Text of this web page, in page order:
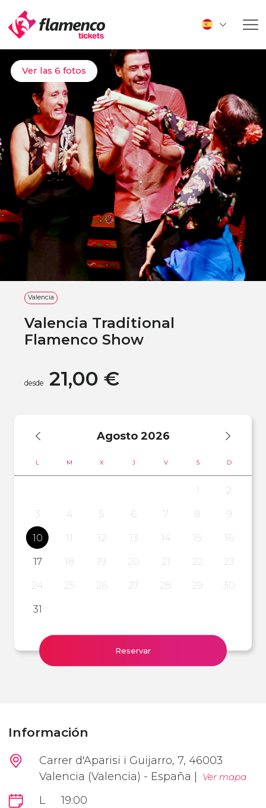
Ver las 6 fotos
Valencia
Valencia Traditional
Flamenco Show
desde 21,00 €
Agosto 2026
L M X J V S D
1
2
3
4 5 6 7 8
9
10
11 12 13 14 15
16
17
18 19 20 21 22
23
24
25 26 27 28 29
30
31
Reservar
Información
Carrer d'Aparisi i Guijarro, 7, 46003
Valencia (Valencia) - España |
Ver mapa
L
19:00